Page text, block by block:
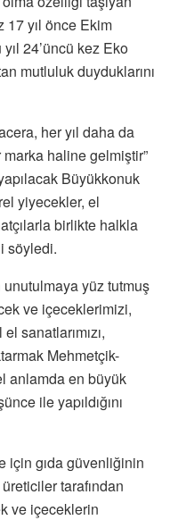
17 yıl önce Ekim
yıl 24’üncü kez Eko
mutluluk duyduklarını
her yıl daha da
haline gelmiştir”
Büyükkonuk
yiyecekler, el
birlikte halkla
söyledi.
unutulmaya yüz tutmuş
ve içeceklerimizi,
sanatlarımızı,
Mehmetçik-
anlamda en büyük
ile yapıldığını
için gıda güvenliğinin
tarafından
ve içeceklerin